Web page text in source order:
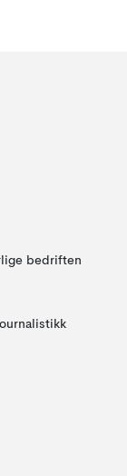
bedriften